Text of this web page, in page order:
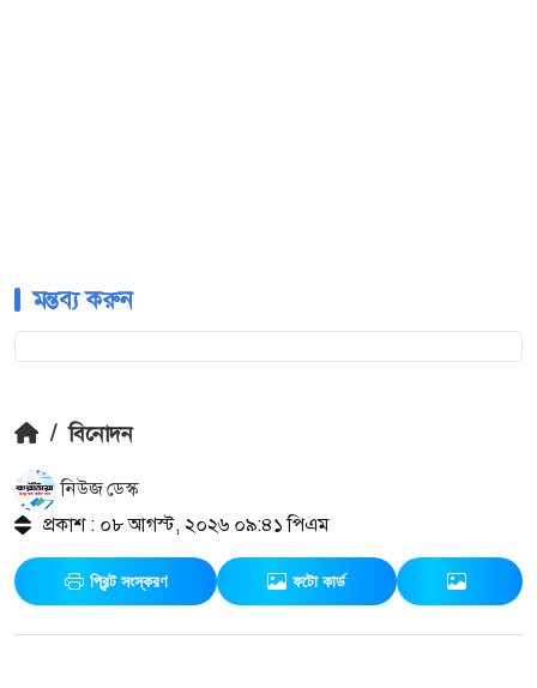
মন্তব্য করুন
/ বিনোদন
নিউজ ডেস্ক
প্রকাশ : ০৮ আগস্ট, ২০২৬ ০৯:৪১ পিএম
প্রিন্ট সংস্করণ ফটো কার্ড